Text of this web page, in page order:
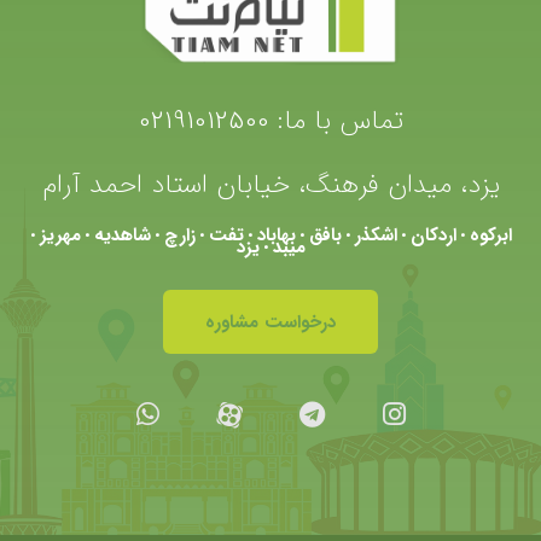
تماس با ما: 02191012500
یزد، میدان فرهنگ، خیابان استاد احمد آرام
ابرکوه •اردکان •اشکذر •بافق •بهاباد •تفت •زارچ •شاهدیه •مهریز • میبد•یزد
درخواست مشاوره